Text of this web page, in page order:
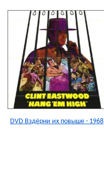
DVD Вздёрни их повыше - 1968